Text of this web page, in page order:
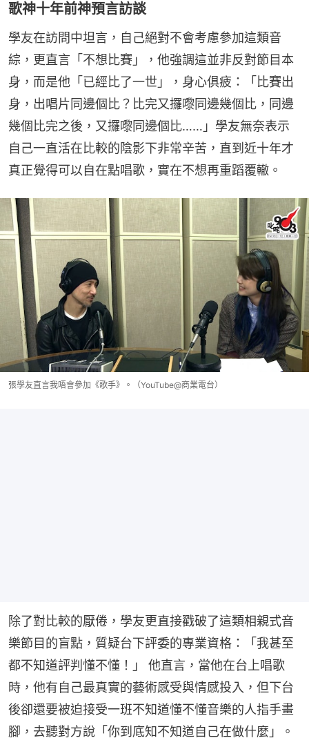
歌神十年前神預言訪談
學友在訪問中坦言，自己絕對不會考慮參加這類音
綜，更直言「不想比賽」，他強調這並非反對節目本
身，而是他「已經比了一世」，身心俱疲：「比賽出
身，出唱片同邊個比？比完又攞嚟同邊幾個比，同邊
幾個比完之後，又攞嚟同邊個比……」學友無奈表示
自己一直活在比較的陰影下非常辛苦，直到近十年才
真正覺得可以自在點唱歌，實在不想再重蹈覆轍。
張學友直言我唔會參加《歌手》。（YouTube@商業電台）
除了對比較的厭倦，學友更直接戳破了這類相親式音
樂節目的盲點，質疑台下評委的專業資格：「我甚至
都不知道評判懂不懂！」 他直言，當他在台上唱歌
時，他有自己最真實的藝術感受與情感投入，但下台
後卻還要被迫接受一班不知道懂不懂音樂的人指手畫
腳，去聽對方說「你到底知不知道自己在做什麼」。